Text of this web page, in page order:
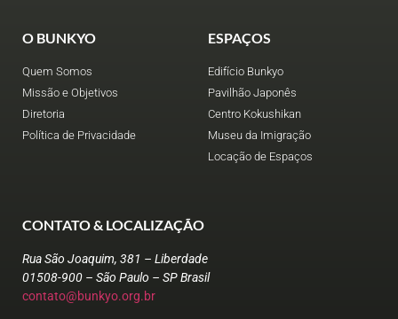
O BUNKYO
Quem Somos
Missão e Objetivos
Diretoria
Política de Privacidade
ESPAÇOS
Edifício Bunkyo
Pavilhão Japonês
Centro Kokushikan
Museu da Imigração
Locação de Espaços
CONTATO & LOCALIZAÇÃO
Rua São Joaquim, 381 – Liberdade
01508-900 – São Paulo – SP Brasil
contato@bunkyo.org.br